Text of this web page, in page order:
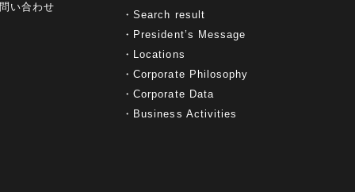
い合わせ
Search result
President’s Message
Locations
Corporate Philosophy
Corporate Data
Business Activities